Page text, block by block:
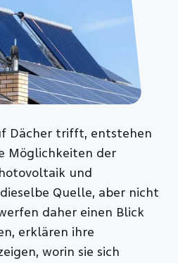
Dächer trifft, entstehen
Möglichkeiten der
und
Quelle, aber nicht
daher einen Blick
erklären ihre
worin sie sich